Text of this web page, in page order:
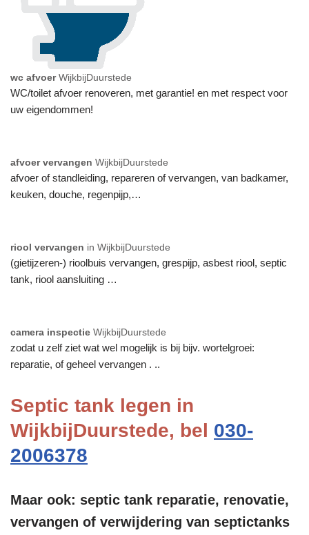
wc afvoer WijkbijDuurstede
WC/toilet afvoer renoveren, met garantie! en met respect voor
uw eigendommen!
afvoer vervangen WijkbijDuurstede
afvoer of standleiding, repareren of vervangen, van badkamer,
keuken, douche, regenpijp,…
riool vervangen in WijkbijDuurstede
(gietijzeren-) rioolbuis vervangen, grespijp, asbest riool, septic
tank, riool aansluiting …
camera inspectie WijkbijDuurstede
zodat u zelf ziet wat wel mogelijk is bij bijv. wortelgroei:
reparatie, of geheel vervangen . ..
Septic tank legen in
WijkbijDuurstede, bel 030-
2006378
Maar ook: septic tank reparatie, renovatie,
vervangen of verwijdering van septictanks